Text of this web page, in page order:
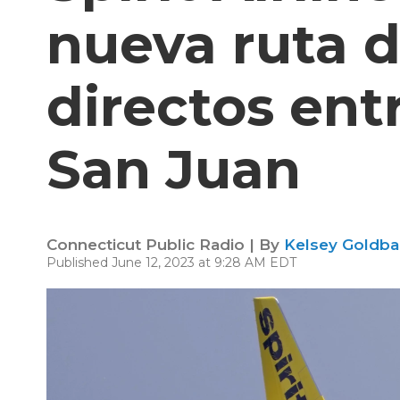
nueva ruta
directos
San Juan
Connecticut Public Radio | By Kelsey
Published June 12, 2023 at 9:28 AM EDT